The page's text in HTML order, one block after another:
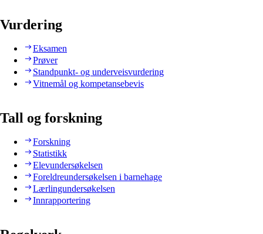
Vurdering
Eksamen
Prøver
Standpunkt- og underveisvurdering
Vitnemål og kompetansebevis
Tall og forskning
Forskning
Statistikk
Elevundersøkelsen
Foreldreundersøkelsen i barnehage
Lærlingundersøkelsen
Innrapportering